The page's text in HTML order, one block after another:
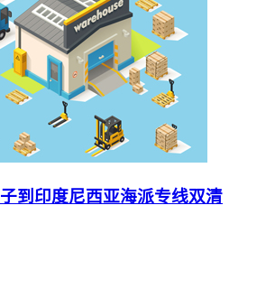
到印度尼西亚海派专线双清